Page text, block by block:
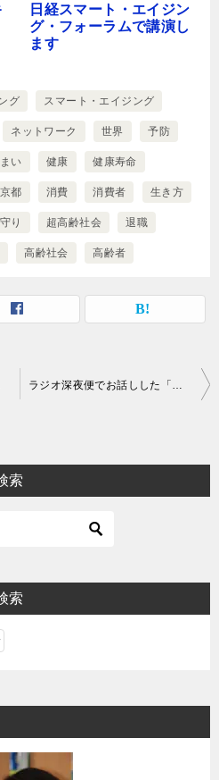
日経スマート・エイジン
グ・フォーラムで講演し
ます
グ スマート・エイジング
ネットワーク 世界 予防
い 健康 健康寿命
都 消費 消費者 生き方
り 超高齢社会 退職
高齢社会 高齢者
ラジオ深夜便でお話しした「スマート・エイジングのための７つの秘訣」
索
索